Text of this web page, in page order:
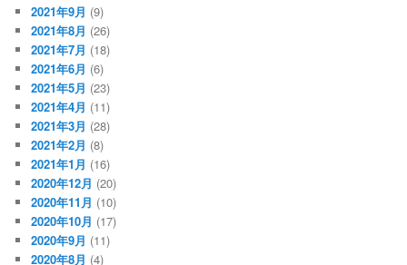
2021年9月 (9)
2021年8月 (26)
2021年7月 (18)
2021年6月 (6)
2021年5月 (23)
2021年4月 (11)
2021年3月 (28)
2021年2月 (8)
2021年1月 (16)
2020年12月 (20)
2020年11月 (10)
2020年10月 (17)
2020年9月 (11)
2020年8月 (4)